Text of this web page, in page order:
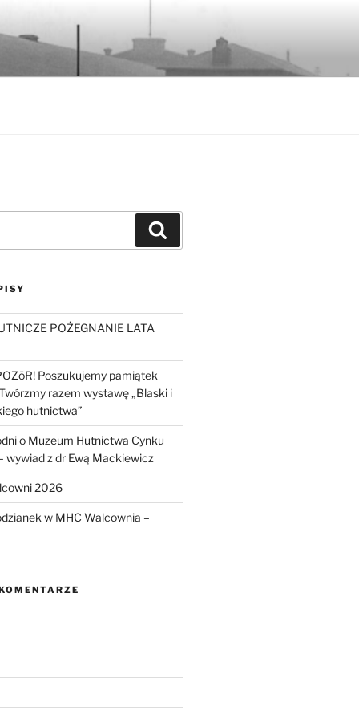
POŻEGNANIE LATA
Poszukujemy pamiątek
razem wystawę „Blaski i
hutnictwa”
o Muzeum Hutnictwa Cynku
wywiad z dr Ewą Mackiewicz
2026
w MHC Walcownia –